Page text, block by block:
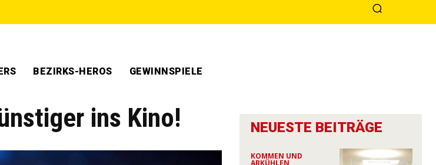
BEZIRKS-HEROS GEWINNSPIELE
ins Kino! NEUESTE BEITRÄGE
KOMMEN UND
ABKÜHLEN